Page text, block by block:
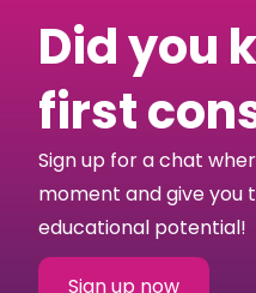
Did you
first
Sign up for a chat
moment and give you
educational potential!
Sign up now